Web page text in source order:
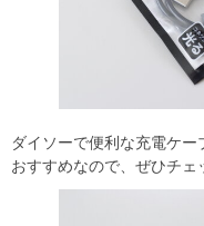
ダイソーで便利な充電ケ
おすすめなので、ぜひチェ